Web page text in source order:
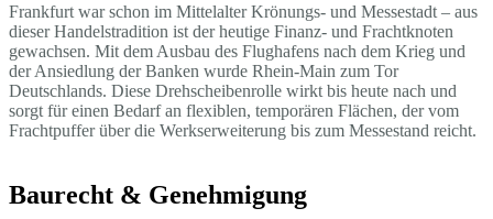
Frankfurt war schon im Mittelalter Krönungs- und Messestadt – aus
dieser Handelstradition ist der heutige Finanz- und Frachtknoten
gewachsen. Mit dem Ausbau des Flughafens nach dem Krieg und
der Ansiedlung der Banken wurde Rhein-Main zum Tor
Deutschlands. Diese Drehscheibenrolle wirkt bis heute nach und
sorgt für einen Bedarf an flexiblen, temporären Flächen, der vom
Frachtpuffer über die Werkserweiterung bis zum Messestand reicht.
Baurecht & Genehmigung